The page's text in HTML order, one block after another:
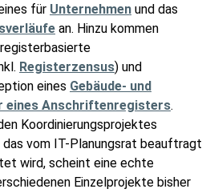
für Unternehmen und das
an. Hinzu kommen
Registerzensus) und
eines Gebäude- und
eines Anschriftenregisters.
Koordinierungsprojektes
das vom IT-Planungsrat beauftragt
wird, scheint eine echte
Einzelprojekte bisher